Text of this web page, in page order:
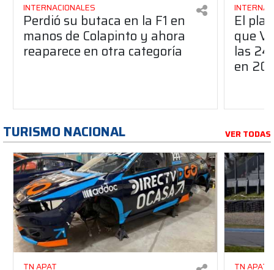
INTERNACIONALES
Perdió su butaca en la F1 en
manos de Colapinto y ahora
reaparece en otra categoría
El
que
las
en
TURISMO NACIONAL VER TODAS
TN APAT TN APAT